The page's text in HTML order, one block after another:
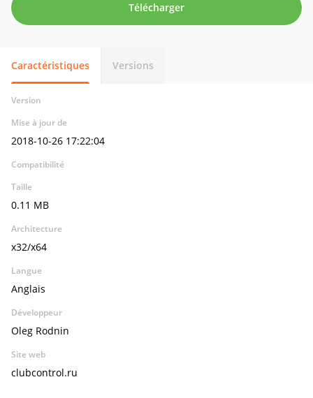
Télécharger
Caractéristiques Versions
Version
Mise à jour de
2018-10-26 17:22:04
Compatibilité
Taille
0.11 MB
Architecture
x32/x64
Langue
Anglais
Développeur
Oleg Rodnin
Site web
clubcontrol.ru